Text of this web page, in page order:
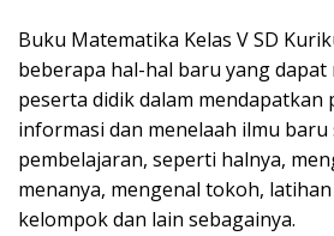
Buku Matematika Kelas V SD
beberapa hal-hal baru yang
peserta didik dalam mendapatkan
informasi dan menelaah ilmu baru
pembelajaran, seperti halnya,
menanya, mengenal tokoh,
kelompok dan lain sebagainya.